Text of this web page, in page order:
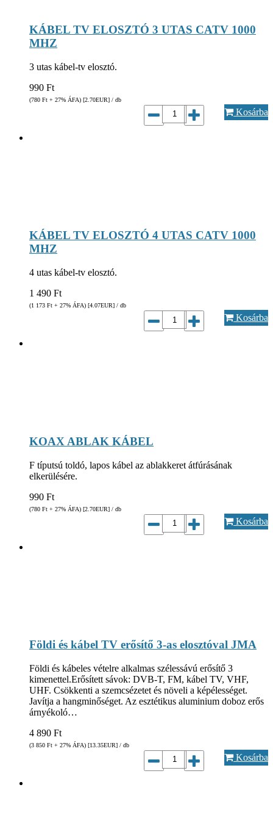
KÁBEL TV ELOSZTÓ 3 UTAS CATV 1000
MHZ
3 utas kábel-tv elosztó.
990 Ft
(780 Ft + 27% ÁFA) [2.70EUR] / db
Kosárba
KÁBEL TV ELOSZTÓ 4 UTAS CATV 1000
MHZ
4 utas kábel-tv elosztó.
1 490 Ft
(1 173 Ft + 27% ÁFA) [4.07EUR] / db
Kosárba
KOAX ABLAK KÁBEL
F típutsú toldó, lapos kábel az ablakkeret átfúrásának
elkerülésére.
990 Ft
(780 Ft + 27% ÁFA) [2.70EUR] / db
Kosárba
Földi és kábel TV erősítő 3-as elosztóval JMA
Földi és kábeles vételre alkalmas szélessávú erősítő 3
kimenettel.Erősített sávok: DVB-T, FM, kábel TV, VHF,
UHF. Csökkenti a szemcsézetet és növeli a képélességet.
Javítja a hangminőséget. Az esztétikus aluminium doboz erős
árnyékoló…
4 890 Ft
(3 850 Ft + 27% ÁFA) [13.35EUR] / db
Kosárba